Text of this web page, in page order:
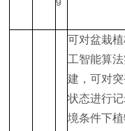
可对盆栽
工智能算
建，可对
状态进行
境条件下